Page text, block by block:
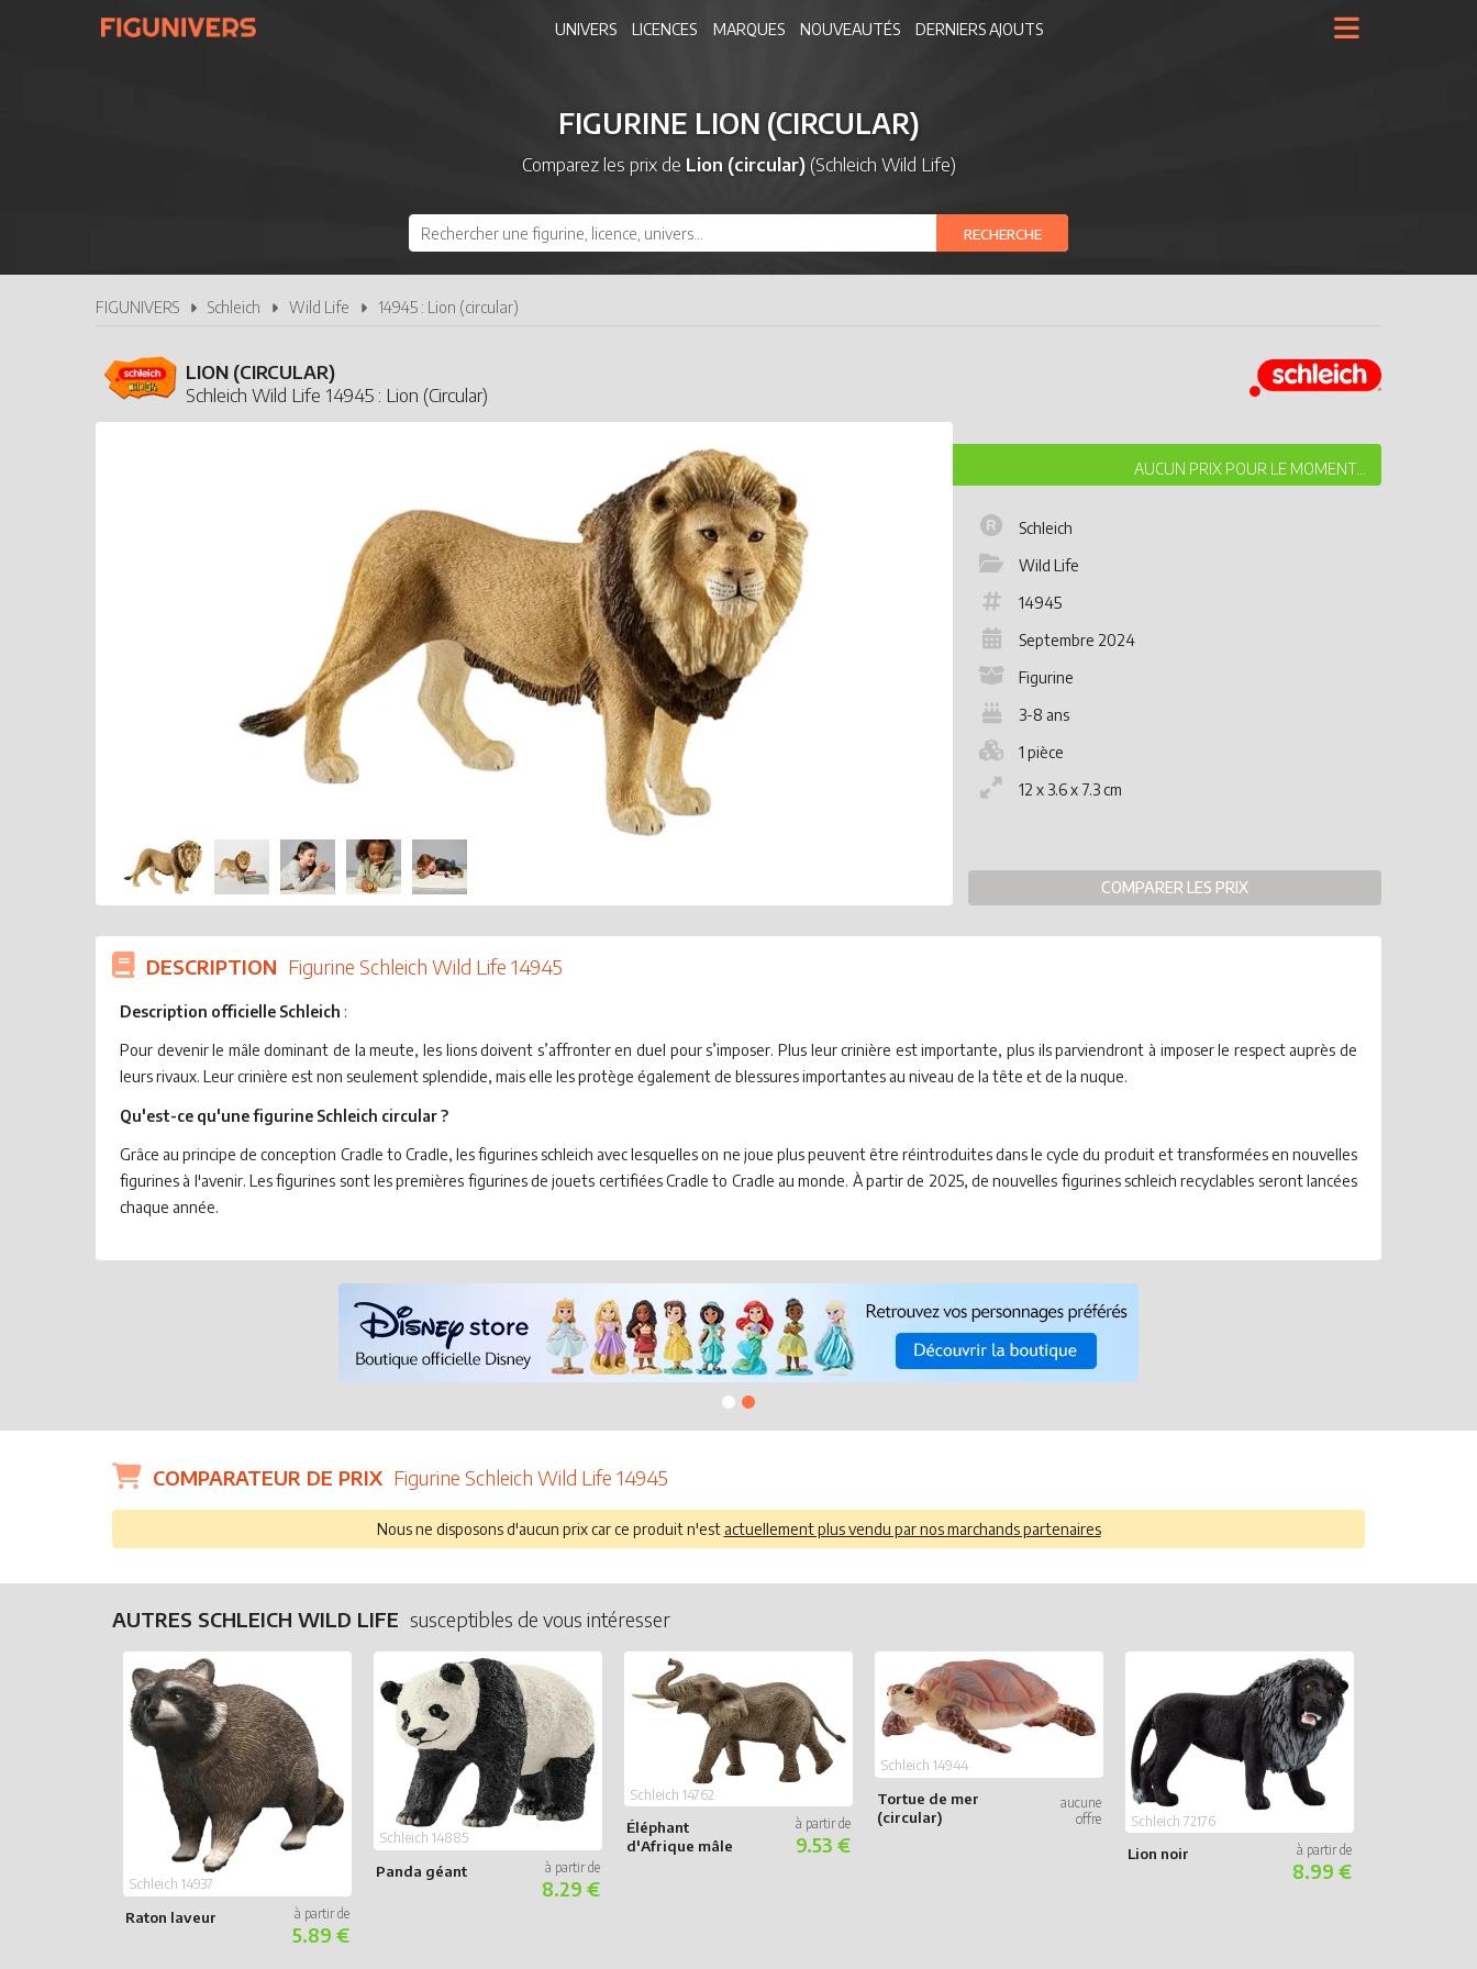
UNIVERS LICENCES MARQUES NOUVEAUTÉS DERNIERS AJOUTS
FIGURINE LION (CIRCULAR)
Comparez les prix de Lion (circular)(Schleich Wild Life)
RECHERCHE
FIGUNIVERS Schleich Wild Life 14945 : Lion (circular)
LION (CIRCULAR)
Schleich Wild Life 14945 : Lion (Circular)
Schleich
Wild Life
14945
Septembre 2024
Figurine
3-8 ans
1 pièce
12 x 3.6 x 7.3 cm
COMPARER LES PRIX
DESCRIPTION Figurine Schleich Wild Life 14945
Description officielle Schleich :
Pour devenir le mâle dominant de la meute, les lions doivent s’affronter en duel pour s’imposer. Plus leur crinière est importante, plus ils parviendront à imposer le respect auprès de
leurs rivaux. Leur crinière est non seulement splendide, mais elle les protège également de blessures importantes au niveau de la tête et de la nuque.
Qu'est-ce qu'une figurine Schleich circular ?
Grâce au principe de conception Cradle to Cradle, les figurines schleich avec lesquelles on ne joue plus peuvent être réintroduites dans le cycle du produit et transformées en nouvelles
figurines à l'avenir. Les figurines sont les premières figurines de jouets certifiées Cradle to Cradle au monde. À partir de 2025, de nouvelles figurines schleich recyclables seront lancées
chaque année.
COMPARATEUR DE PRIX Figurine Schleich Wild Life 14945
Nous ne disposons d'aucun prix car ce produit n'est actuellement plus vendu par nos marchands partenaires
AUTRES SCHLEICH WILD LIFE susceptibles de vous intéresser
Raton laveur
Schleich 14937
5.89 €
Panda géant
Schleich 14885
8.29 €
Éléphant
d'Afrique mâle
Schleich 14762
9.53 €
Tortue de mer
(circular)
Schleich 14944
Lion noir
Schleich 72176
8.99 €